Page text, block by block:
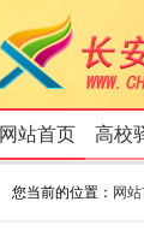
网站首页 高校
您当前的位置： 网